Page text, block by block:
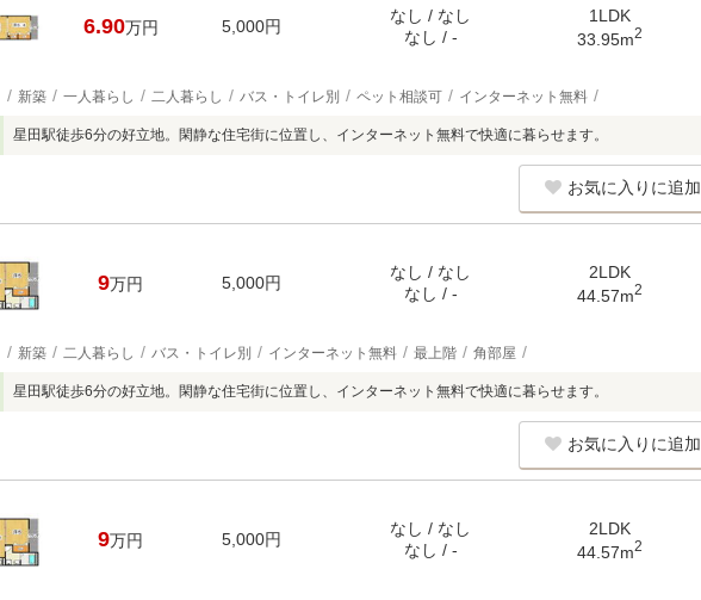
6.90万円 5,000円
なし / なし
なし / -
1LDK
33.95m2
新築 一人暮らし 二人暮らし バス・トイレ別 ペット相談可 インターネット無料
星田駅徒歩6分の好立地。閑静な住宅街に位置し、インターネット無料で快適に暮らせます。
お気に入りに追加
9万円 5,000円
なし / なし
なし / -
2LDK
44.57m2
新築 二人暮らし バス・トイレ別 インターネット無料 最上階 角部屋
星田駅徒歩6分の好立地。閑静な住宅街に位置し、インターネット無料で快適に暮らせます。
お気に入りに追加
9万円 5,000円
なし / なし
なし / -
2LDK
44.57m2